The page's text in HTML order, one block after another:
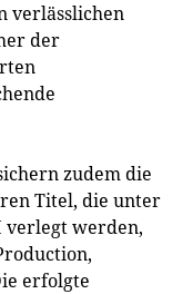
verlässlichen
der
zudem die
Titel, die unter
verlegt werden,
erfolgte